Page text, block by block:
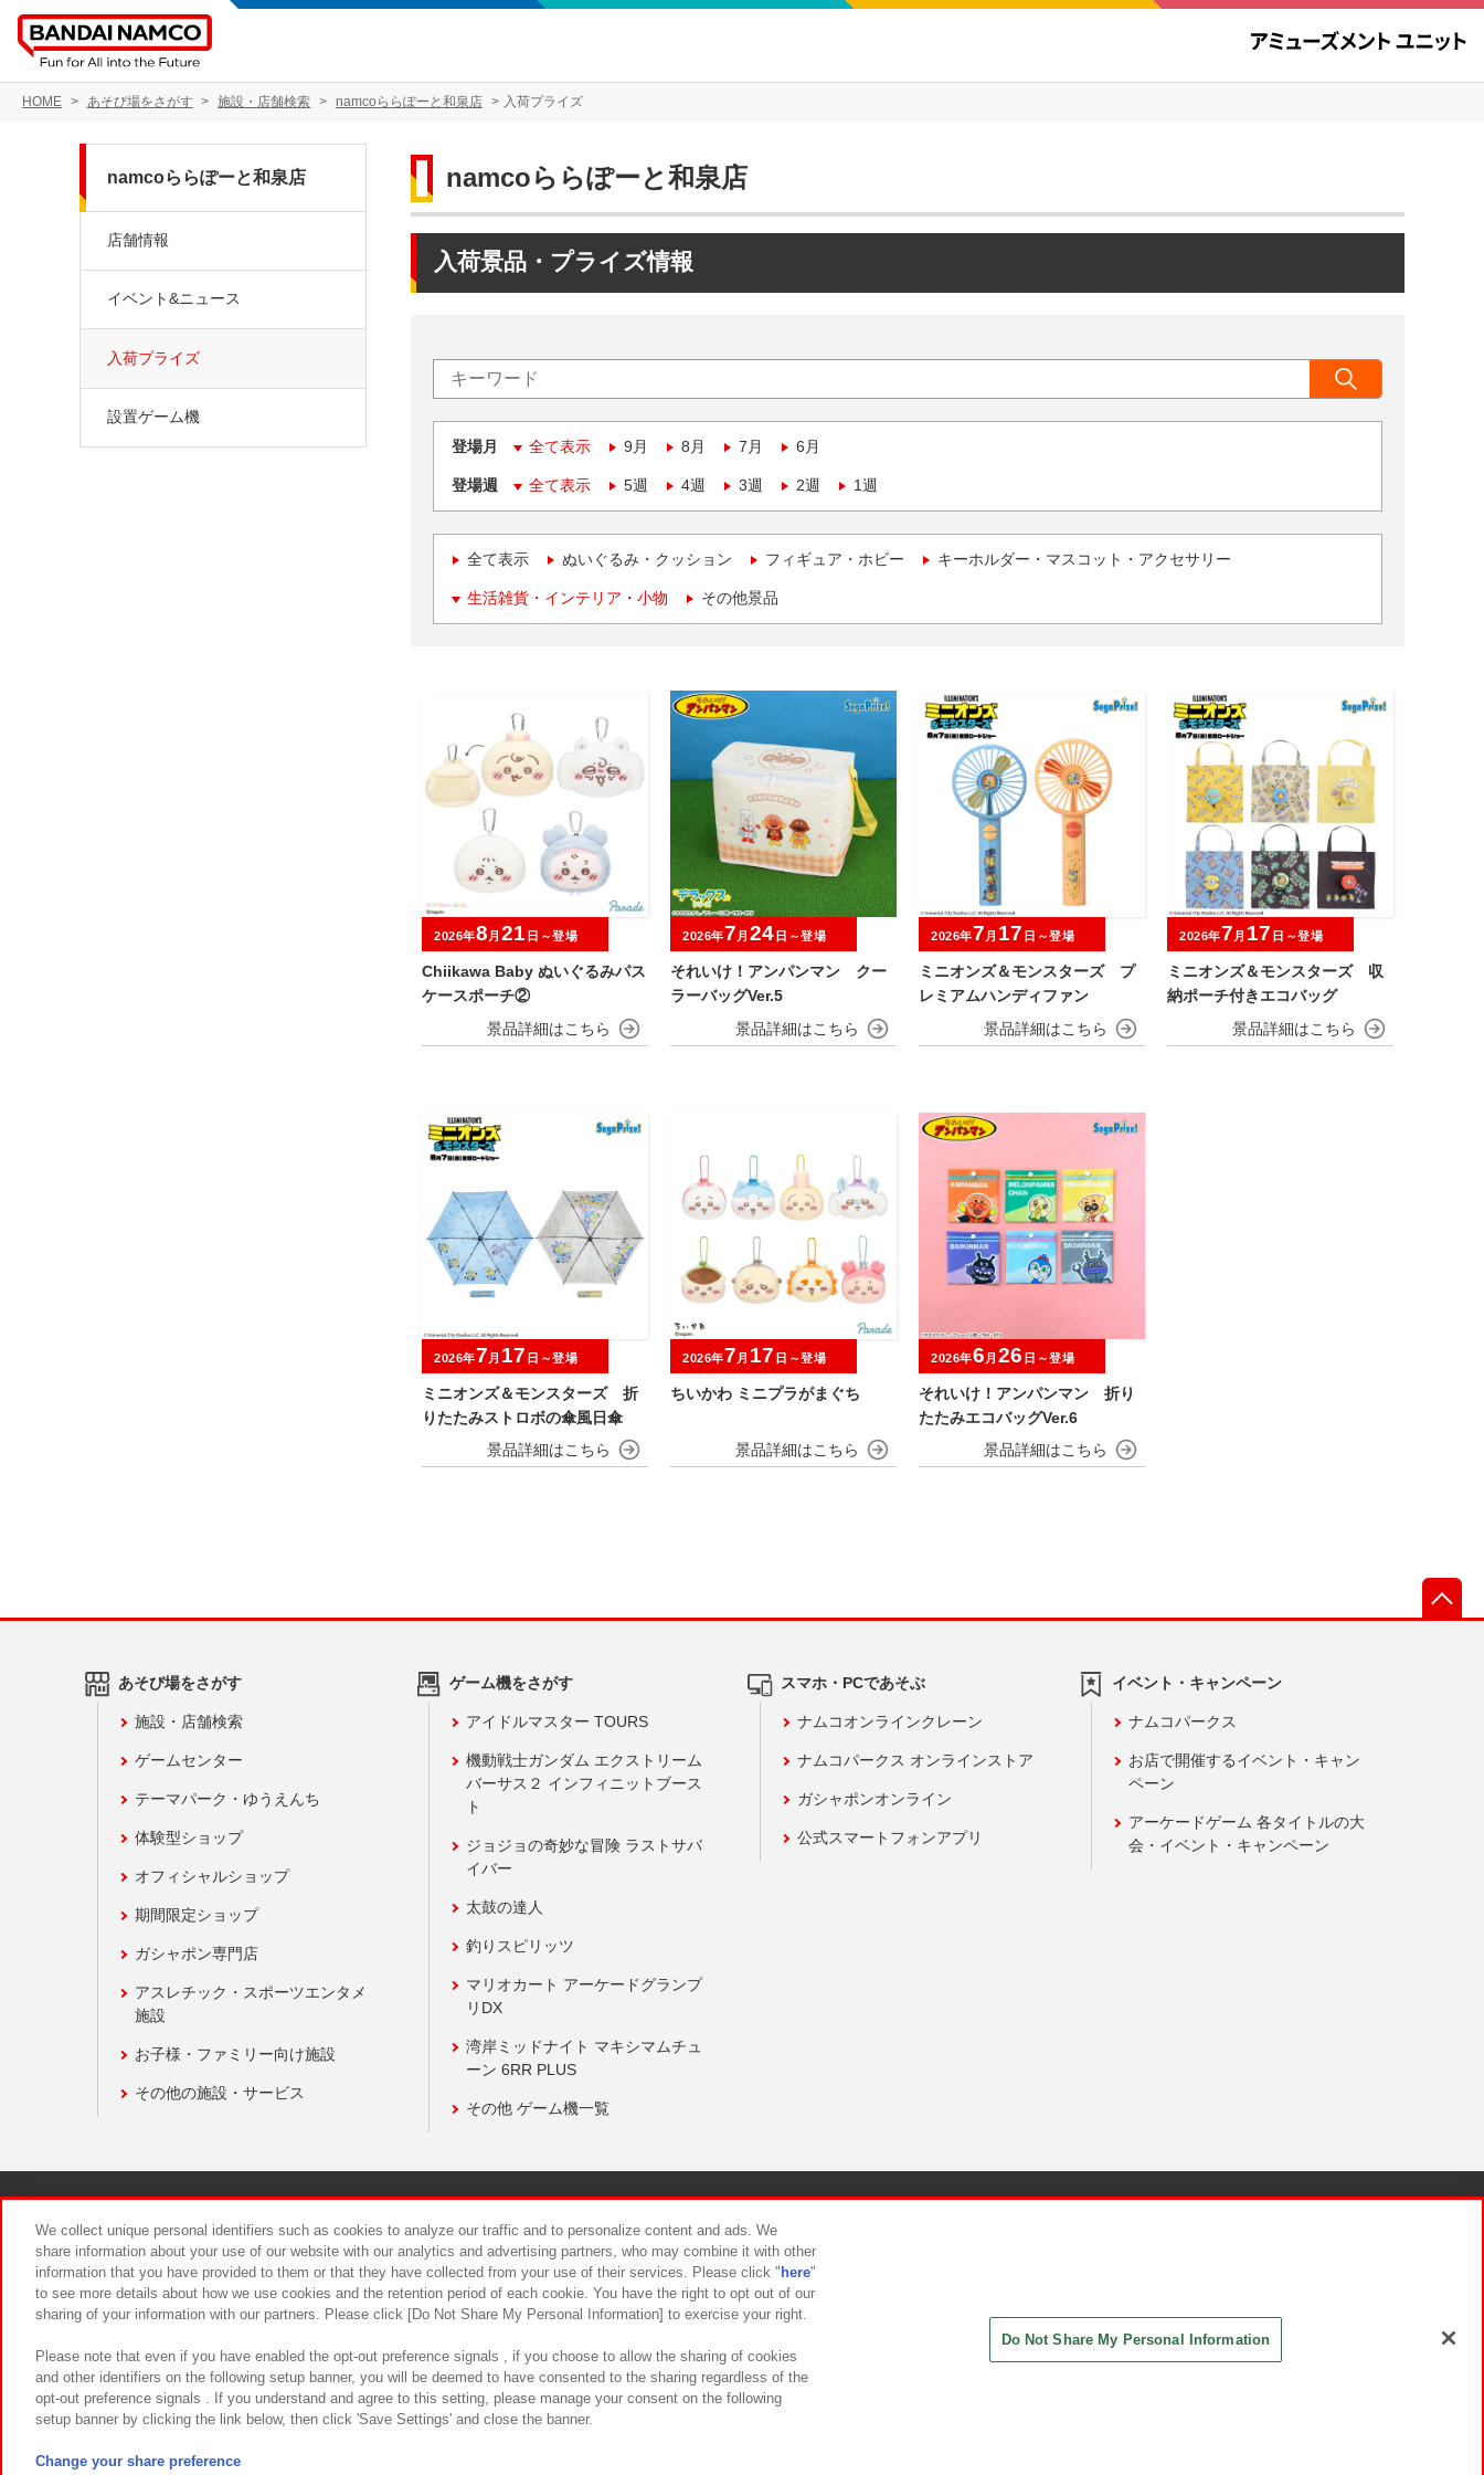
HOME あそび場をさがす 施設・店舗検索 namcoららぽーと和泉店 入荷プライズ
namcoららぽーと和泉店
入荷景品・プライズ情報
登場月 全て表示 9月 8月 7月 6月
登場週 全て表示 5週 4週 3週 2週 1週
全て表示 ぬいぐるみ・クッション フィギュア・ホビー キーホルダー・マスコット・アクセサリー
生活雑貨・インテリア・小物 その他景品
Chiikawa Baby ぬいぐるみパス
ケースポーチ②
2026年8 月 21 日～登場
それいけ！アンパンマン クー
ラーバッグVer.5
2026年7 月 24 日～登場
ミニオンズ＆モンスターズ プ
レミアムハンディファン
2026年7 月 17 日～登場
ミニオンズ＆モンスターズ 収
納ポーチ付きエコバッグ
2026年7 月 17 日～登場
ミニオンズ＆モンスターズ 折
りたたみストロボの傘風日傘
2026年7 月 17 日～登場
ちいかわ ミニプラがまぐち
2026年7 月 17 日～登場
それいけ！アンパンマン 折り
たたみエコバッグVer.6
2026年6 月 26 日～登場
namcoららぽーと和泉店
店舗情報
イベント&ニュース
入荷プライズ
設置ゲーム機
あそび場をさがす
施設・店舗検索
ゲームセンター
テーマパーク・ゆうえんち
体験型ショップ
オフィシャルショップ
期間限定ショップ
ガシャポン専門店
アスレチック・スポーツエンタメ
施設
お子様・ファミリー向け施設
その他の施設・サービス
ゲーム機をさがす
アイドルマスター TOURS
機動戦士ガンダム エクストリーム
バーサス２ インフィニットブース
ト
ジョジョの奇妙な冒険 ラストサバ
イバー
太鼓の達人
釣りスピリッツ
マリオカート アーケードグランプ
リDX
湾岸ミッドナイト マキシマムチュ
ーン 6RR PLUS
その他 ゲーム機一覧
スマホ・PCであそぶ
ナムコオンラインクレーン
ナムコパークス オンラインストア
ガシャポンオンライン
公式スマートフォンアプリ
イベント・キャンペーン
ナムコパークス
お店で開催するイベント・キャン
ペーン
アーケードゲーム 各タイトルの大
会・イベント・キャンペーン
食品のご提供について カスタマーハラスメント対応方針
We collect unique personal identifiers such as cookies to analyze our traffic and to personalize content and ads. We
share information about your use of our website with our analytics and advertising partners, who may combine it with other
information that you have provided to them or that they have collected from your use of their services. Please click " here"
to see more details about how we use cookies and the retention period of each cookie. You have the right to opt out of our
sharing of your information with our partners. Please click [Do Not Share My Personal Information] to exercise your right.
Please note that even if you have enabled the opt-out preference signals , if you choose to allow the sharing of cookies
and other identifiers on the following setup banner, you will be deemed to have consented to the sharing regardless of the
opt-out preference signals . If you understand and agree to this setting, please manage your consent on the following
setup banner by clicking the link below, then click 'Save Settings' and close the banner.
Change your share preference
Do Not Share My Personal Information